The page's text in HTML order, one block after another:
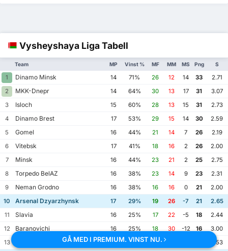
Vysheyshaya Liga Tabell
Team MP Vinst % MF MM MS Png S
1 Dinamo Minsk 14 71% 26 12 14 33
2.71
2
MKK-Dnepr 14 64% 30 13 17 31
3.07
3
Isloch 15 60% 28 13 15 31
2.73
4
Dinamo Brest 17 53% 29 15 14 30
2.59
5
Gomel 16 44% 21 14 7 26
2.19
6
Vitebsk 17 41% 18 16 2 26
2.00
7
Minsk 16 44% 23 21 2 25
2.75
8
Torpedo BelAZ 16 38% 23 14 9 23
2.31
9
Neman Grodno 16 38% 16 16 0 21
2.00
10
Arsenal Dzyarzhynsk 17 29% 19 26 -7 21
2.65
11
Slavia 16 25% 17 22 -5 18
2.44
12
Baranovichi 16 25% 18 30 -12 16
3.00
13
17 12% 15 2.53
GÅ MED I PREMIUM. VINST NU.